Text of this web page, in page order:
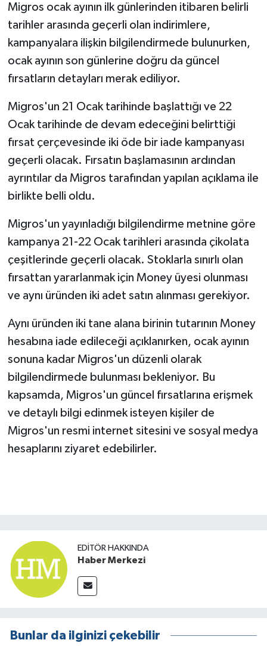
Migros ocak ayının ilk günlerinden itibaren belirli
tarihler arasında geçerli olan indirimlere,
kampanyalara ilişkin bilgilendirmede bulunurken,
ocak ayının son günlerine doğru da güncel
fırsatların detayları merak ediliyor.
Migros'un 21 Ocak tarihinde başlattığı ve 22
Ocak tarihinde de devam edeceğini belirttiği
fırsat çerçevesinde iki öde bir iade kampanyası
geçerli olacak. Fırsatın başlamasının ardından
ayrıntılar da Migros tarafından yapılan açıklama ile
birlikte belli oldu.
Migros'un yayınladığı bilgilendirme metnine göre
kampanya 21-22 Ocak tarihleri arasında çikolata
çeşitlerinde geçerli olacak. Stoklarla sınırlı olan
fırsattan yararlanmak için Money üyesi olunması
ve aynı üründen iki adet satın alınması gerekiyor.
Aynı üründen iki tane alana birinin tutarının Money
hesabına iade edileceği açıklanırken, ocak ayının
sonuna kadar Migros'un düzenli olarak
bilgilendirmede bulunması bekleniyor. Bu
kapsamda, Migros'un güncel fırsatlarına erişmek
ve detaylı bilgi edinmek isteyen kişiler de
Migros'un resmi internet sitesini ve sosyal medya
hesaplarını ziyaret edebilirler.
EDITÖR HAKKINDA
Haber Merkezi
Bunlar da ilginizi çekebilir